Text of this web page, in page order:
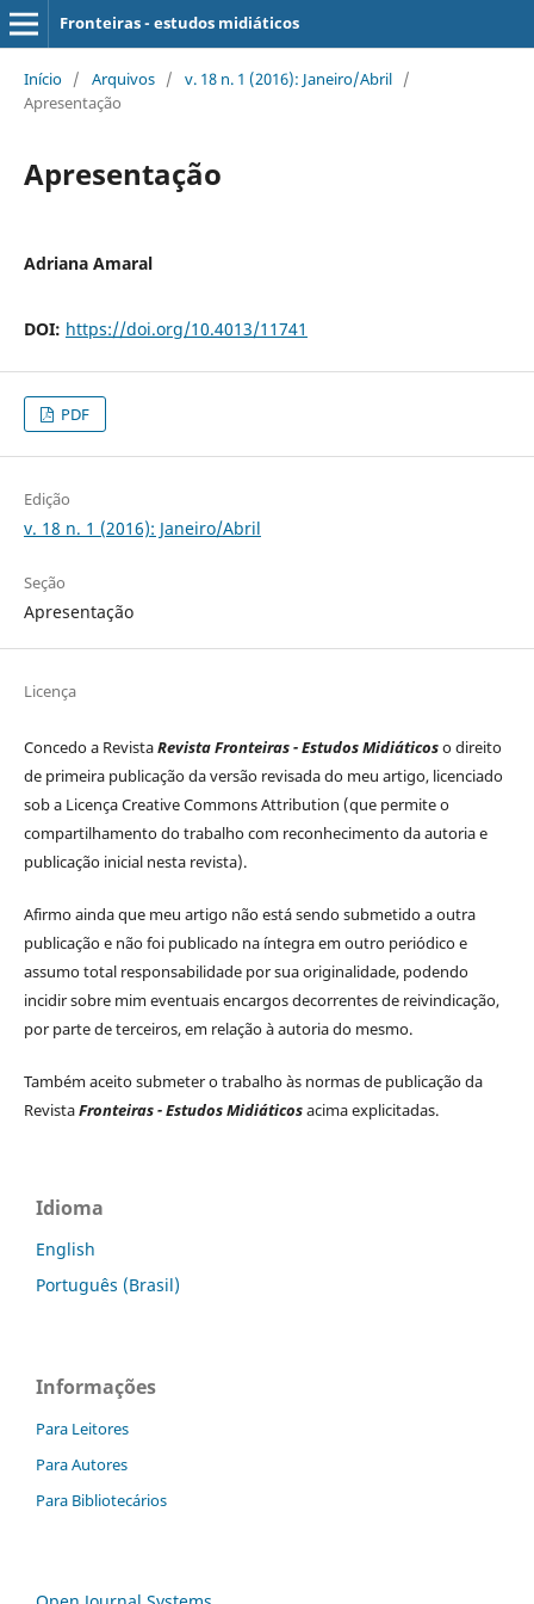
Fronteiras - estudos midiáticos
Início / Arquivos / v. 18 n. 1 (2016): Janeiro/Abril /
Apresentação
Apresentação
Adriana Amaral
DOI: https://doi.org/10.4013/11741
PDF
Edição
v. 18 n. 1 (2016): Janeiro/Abril
Seção
Apresentação
Licença
Concedo a RevistaRevista Fronteiras - Estudos Midiáticoso direito
de primeira publicação da versão revisada do meu artigo, licenciado
sob a Licença Creative Commons Attribution (que permite o
compartilhamento do trabalho com reconhecimento da autoria e
publicação inicial nesta revista).
Afirmo ainda que meu artigo não está sendo submetido a outra
publicação e não foi publicado na íntegra em outro periódico e
assumo total responsabilidade por sua originalidade, podendo
incidir sobre mim eventuais encargos decorrentes de reivindicação,
por parte de terceiros, em relação à autoria do mesmo.
Também aceito submeter o trabalho às normas de publicação da
RevistaFronteiras - Estudos Midiáticosacima explicitadas.
Idioma
English
Português (Brasil)
Informações
Para Leitores
Para Autores
Para Bibliotecários